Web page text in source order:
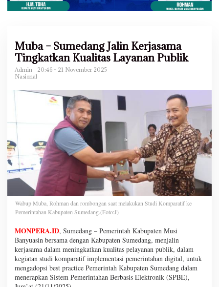
Muba – Sumedang Jalin Kerjasama
Tingkatkan Kualitas Layanan Publik
Admin
20:46 - 21 November 2025
Nasional
Wabup Muba, Rohman dan rombongan saat melakukan Studi Komparatif ke
Pemerintahan Kabupaten Sumedang.(Foto:J)
MONPERA.ID, Sumedang – Pemerintah Kabupaten Musi
Banyuasin bersama dengan Kabupaten Sumedang, menjalin
kerjasama dalam meningkatkan kualitas pelayanan publik, dalam
kegiatan studi komparatif implementasi pemerintahan digital, untuk
mengadopsi best practice Pemerintah Kabupaten Sumedang dalam
menerapkan Sistem Pemerintahan Berbasis Elektronik (SPBE),